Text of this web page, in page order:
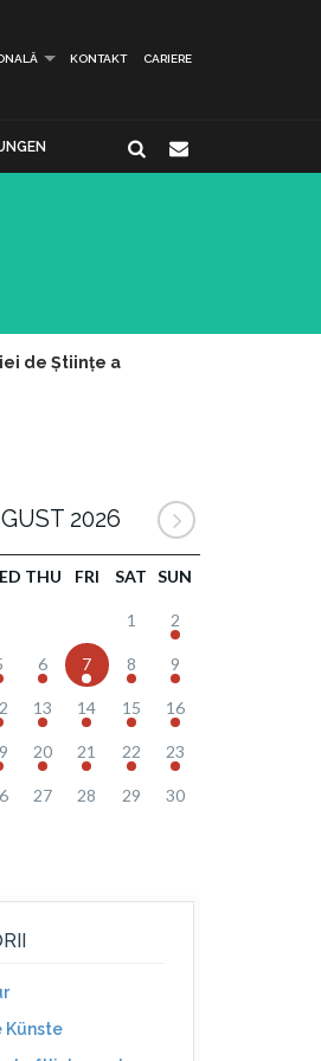
KONTAKT CARIERE
de Științe a
2026
THU FRI SAT SUN
1 2
6 7 8 9
13 14 15 16
20 21 22 23
27 28 29 30
Künste